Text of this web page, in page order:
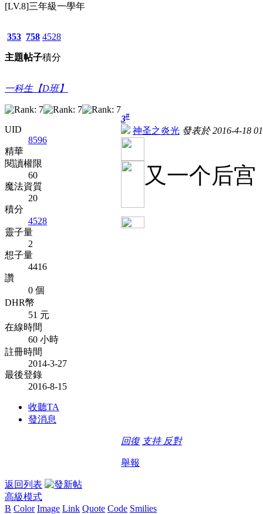
[LV.8]三年級一學年
353
主題
758
帖子
4528
積分
一科生【D班】
UID
8596
精華
閱讀權限
60
魔法資質
20
積分
4528
靈子量
2
想子量
4416
讚
0 個
DHR幣
51 元
在線時間
60 小時
註冊時間
2014-3-27
最後登錄
2016-8-15
收聽TA
發消息
3#
神圣之炎光 發表於 2016-4-18
又一个后
回復 支持 反對
舉報
返回列表
高級模式
B Color Image Link Quote Code Smilies